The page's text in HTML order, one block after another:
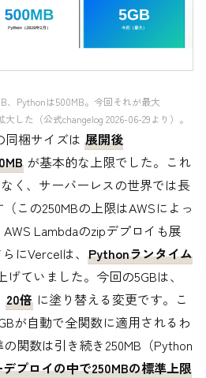
、Pythonは500MB。今回それが最大
した（公式changelog 2026-06-29より）。
同梱サイズは 展開後
が基本的な上限でした。これ
く、サーバーレスの世界では長
この250MBの上限はAWSによっ
Lambdaのzipデプロイも展
にVercelは、 Pythonランタイム
げていました。今回の5GBは、
20倍 に塗り替える変更です。こ
が自動で全関数に適用されるわ
関数は引き続き250MB（Python
プロイの中で250MBの標準上限